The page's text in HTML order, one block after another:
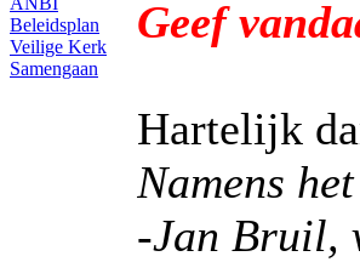
Beleidsplan
Veilige Kerk
Samengaan
Geef
Hartelijk
Namens
-Jan Bruil,